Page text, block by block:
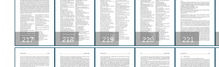
217 218 219 220 221